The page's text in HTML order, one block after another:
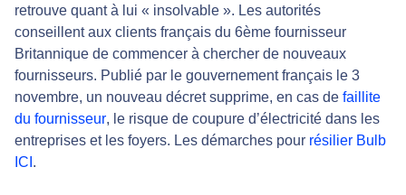
retrouve quant à lui « insolvable ». Les autorités
conseillent aux clients français du 6ème fournisseur
Britannique de commencer à chercher de nouveaux
fournisseurs. Publié par le gouvernement français le 3
novembre, un nouveau décret supprime, en cas de faillite
du fournisseur, le risque de coupure d’électricité dans les
entreprises et les foyers. Les démarches pour résilier Bulb
ICI .